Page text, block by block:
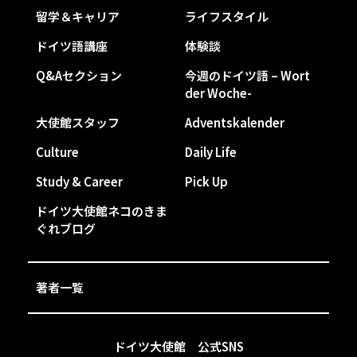
ドイツ大使館 公式SNS
留学＆キャリア
ライフスタイル
ドイツ語講座
体験談
Q&Aセクション
今週のドイツ語 – Wort
der Woche-
大使館スタッフ
Adventskalender
Culture
Daily Life
Study & Career
Pick Up
ドイツ大使館ネコのきま
ぐれブログ
著者一覧